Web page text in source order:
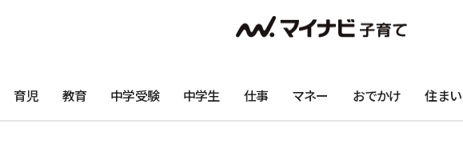
育児 教育 中学受験 中学生 仕事 マネー おでかけ 住まい